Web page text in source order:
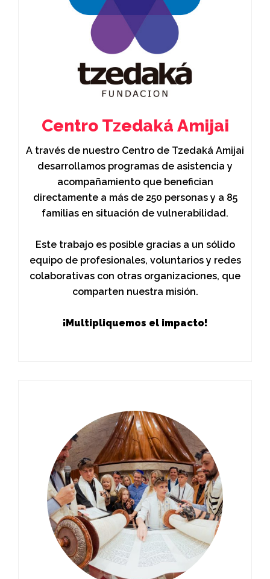
Centro Tzedaká Amijai
A través de nuestro Centro de Tzedaká Amijai
desarrollamos programas de asistencia y
acompañamiento que benefician
directamente a más de 250 personas y a 85
familias en situación de vulnerabilidad.
Este trabajo es posible gracias a un sólido
equipo de profesionales, voluntarios y redes
colaborativas con otras organizaciones, que
comparten nuestra misión.
¡Multipliquemos el impacto!